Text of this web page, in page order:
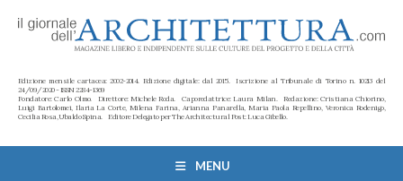
Edizione mensile cartacea: 2002-2014. Edizione digitale: dal 2015. Iscrizione al Tribunale di Torino n. 10213 del
24/09/2020 - ISSN 2284-1369
Fondatore: Carlo Olmo. Direttore: Michele Roda. Caporedattrice: Laura Milan. Redazione: Cristiana Chiorino,
Luigi Bartolomei, Ilaria La Corte, Milena Farina, Arianna Panarella, Maria Paola Repellino, Veronica Rodenigo,
Cecilia Rosa, Ubaldo Spina. Editore Delegato per The Architectural Post: Luca Gibello.
MENU